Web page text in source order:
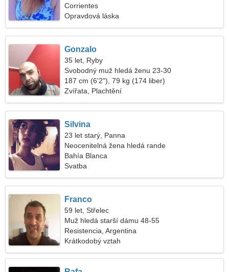
Corrientes
Opravdová láska
Gonzalo
35 let, Ryby
Svobodný muž hledá ženu 23-30
187 cm (6'2"), 79 kg (174 liber)
Zvířata, Plachtění
Silvina
23 let starý, Panna
Neocenitelná žena hledá rande
Bahía Blanca
Svatba
Franco
59 let, Střelec
Muž hledá starší dámu 48-55
Resistencia, Argentina
Krátkodobý vztah